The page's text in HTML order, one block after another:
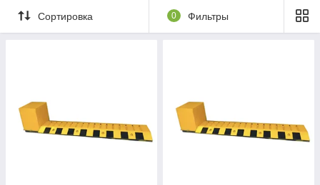
https://youtu.be/fI9KKWgKSyc?si=w_zdJ0y7HlQfhaC8
Сортировка 0 Фильтры